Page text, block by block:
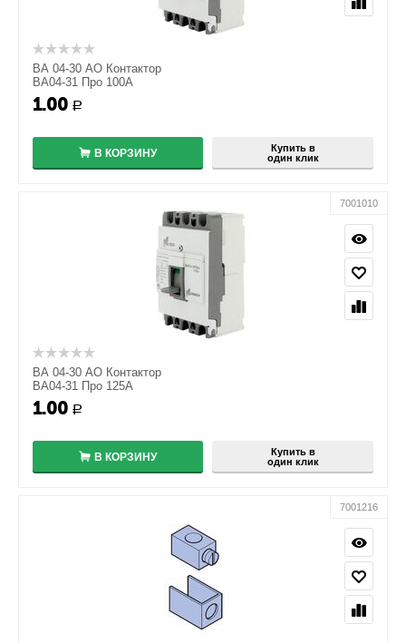
ВА 04-30 АО Контактор
ВА04-31 Про 100А
1.00 Р
В КОРЗИНУ
Купить в
один клик
7001010
ВА 04-30 АО Контактор
ВА04-31 Про 125А
1.00 Р
В КОРЗИНУ
Купить в
один клик
7001216